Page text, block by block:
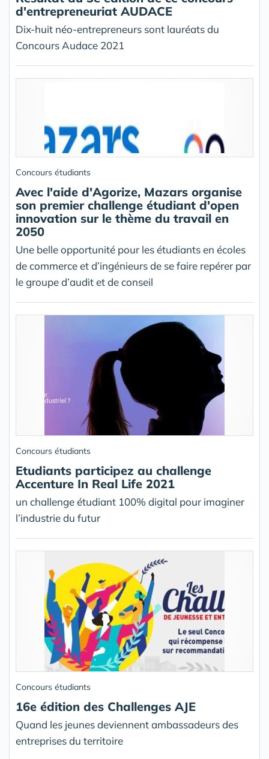
d'entrepreneuriat AUDACE
Dix-huit néo-entrepreneurs sont lauréats du
Concours Audace 2021
Concours étudiants
Avec l'aide d'Agorize, Mazars organise
son premier challenge étudiant d'open
innovation sur le thème du travail en
2050
Une belle opportunité pour les étudiants en écoles
de commerce et d’ingénieurs de se faire repérer par
le groupe d’audit et de conseil
Concours étudiants
Etudiants participez au challenge
Accenture In Real Life 2021
un challenge étudiant 100% digital pour imaginer
l’industrie du futur
Concours étudiants
16e édition des Challenges AJE
Quand les jeunes deviennent ambassadeurs des
entreprises du territoire